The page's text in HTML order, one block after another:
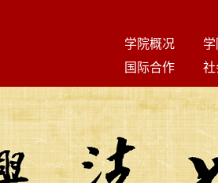
学院概况
国际合作
社